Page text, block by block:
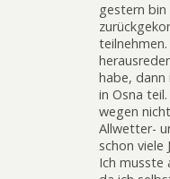
gestern bin
habe, dann
in Osna
wegen
Allwetter-
schon viele
Ich musste